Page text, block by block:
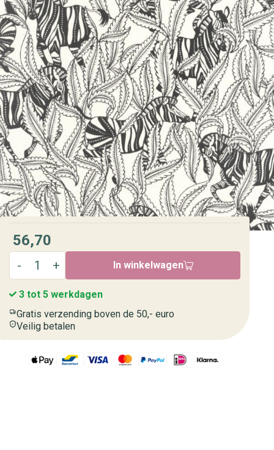
56,70
In winkelwagen
3 tot 5 werkdagen
Gratis verzending boven de 50,- euro
Veilig betalen